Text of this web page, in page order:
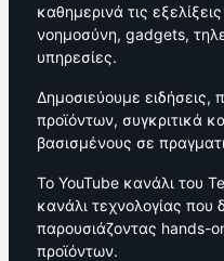
καθημερινά τις
νοημοσύνη, gadgets,
υπηρεσίες.
Δημοσιεύουμε ειδήσεις,
προϊόντων, συγκριτικά
βασισμένους σε
Το YouTube κανάλι του
κανάλι τεχνολογίας που
παρουσιάζοντας hands-
προϊόντων.